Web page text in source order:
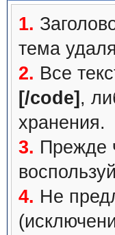
1.
тема
2. Все
[/code] ,
хранения.
3. Прежде
4. Не